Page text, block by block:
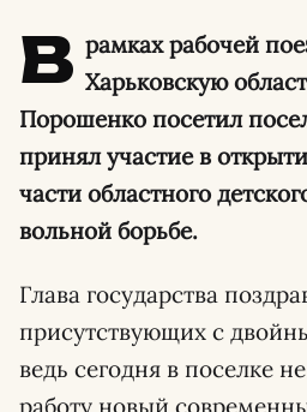
В рамках рабочей
Харьковскую
Порошенко посетил
принял участие в
части областного
вольной борьбе.
Глава государства
присутствующих с
ведь сегодня в поселке
работу новый